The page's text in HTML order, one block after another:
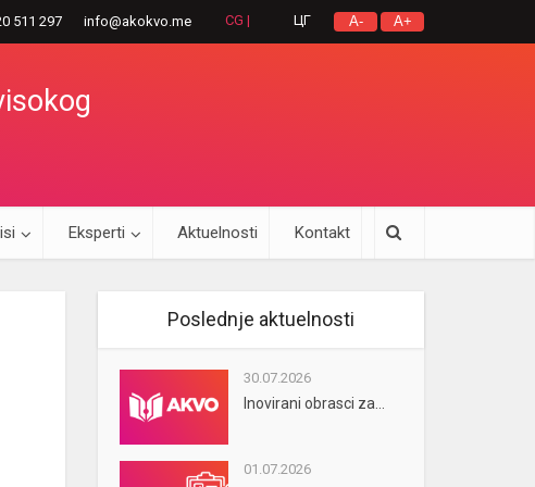
A- A+
511 297 info@akokvo.me CG | ЦГ
Eksperti Aktuelnosti Kontakt
Poslednje aktuelnosti
30.07.2026
Inovirani obrasci za...
01.07.2026